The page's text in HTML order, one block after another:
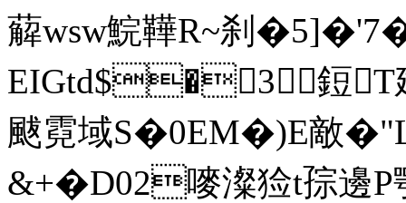
薢wsw鯇鞾R~刹
EIGtd$�3鋀T
颰霓域S�0EM�)E敵
&+� D02嘜澯猃t孮邊P